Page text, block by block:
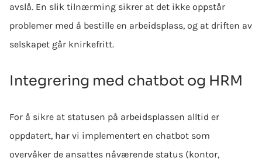
avslå. En slik tilnærming sikrer at det ikke oppstår
problemer med å bestille en arbeidsplass, og at driften av
selskapet går knirkefritt.
Integrering med chatbot og HRM
For å sikre at statusen på arbeidsplassen alltid er
oppdatert, har vi implementert en chatbot som
overvåker de ansattes nåværende status (kontor,